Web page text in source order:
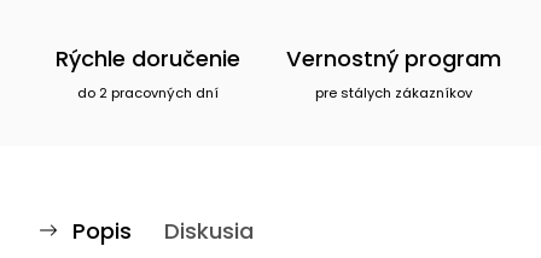
Rýchle doručenie
do 2 pracovných dní
Vernostný program
pre stálych zákazníkov
Popis Diskusia